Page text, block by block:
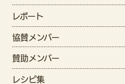
レポート
協賛メンバー
賛助メンバー
レシピ集